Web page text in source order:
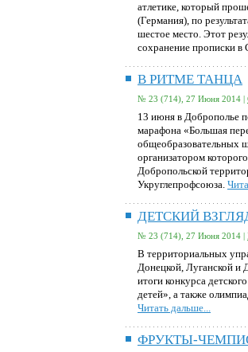
атлетике, который
(Германия), по
шестое место. Этот
сохранение прописки в
В РИТМЕ ТАНЦА
№ 23 (714), 27 Июня 2014 |
13 июня в Доброполье
марафона «Большая
общеобразовательных
организатором
Добропольской
Укруглепрофсоюза.
ДЕТСКИЙ
№ 23 (714), 27 Июня 2014 |
В территориальных
Донецкой, Луганской и
итоги конкурса
детей», а также
Читать дальше...
ФРУКТЫ-